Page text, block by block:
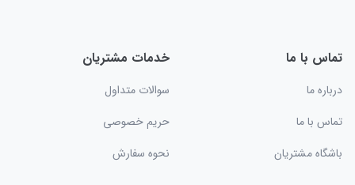
تماس با ما
درباره ما
تماس با ما
باشگاه مشتریان
خدمات مشتریان
سوالات متداول
حریم خصوصی
نحوه سفارش